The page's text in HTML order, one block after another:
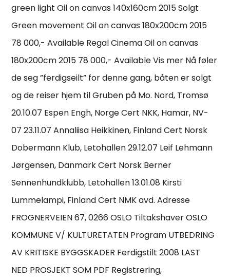
green light Oil on canvas 140x160cm 2015 Solgt
Green movement Oil on canvas 180x200cm 2015
78 000,- Available Regal Cinema Oil on canvas
180x200cm 2015 78 000,- Available Vis mer Nå føler
de seg ”ferdigseilt” for denne gang, båten er solgt
og de reiser hjem til Gruben på Mo. Nord, Tromsø
20.10.07 Espen Engh, Norge Cert NKK, Hamar, NV-
07 23.11.07 Annaliisa Heikkinen, Finland Cert Norsk
Dobermann Klub, Letohallen 29.12.07 Leif Lehmann
Jørgensen, Danmark Cert Norsk Berner
Sennenhundklubb, Letohallen 13.01.08 Kirsti
Lummelampi, Finland Cert NMK avd. Adresse
FROGNERVEIEN 67, 0266 OSLO Tiltakshaver OSLO
KOMMUNE V/ KULTURETATEN Program UTBEDRING
AV KRITISKE BYGGSKADER Ferdigstilt 2008 LAST
NED PROSJEKT SOM PDF Registrering,